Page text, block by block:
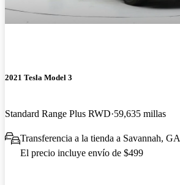
2021 Tesla Model 3
Standard Range Plus RWD 59,635 millas
Transferencia a la tienda a Savannah, GA
El precio incluye envío de $499